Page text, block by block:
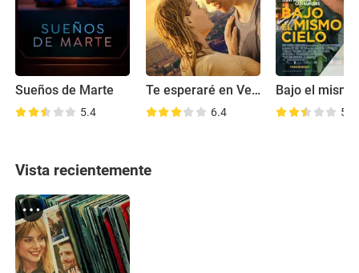
Sueños de Marte
5.4
Te esperaré en Venus
6.4
Bajo el
5.3
Vista recientemente